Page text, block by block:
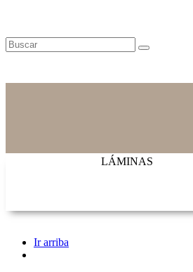
LÁMINAS
Ir arriba